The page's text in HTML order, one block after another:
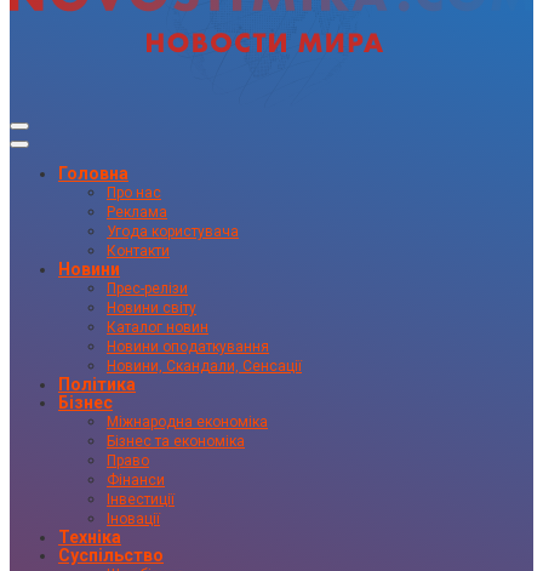
Головна
Про нас
Реклама
Угода користувача
Контакти
Новини
Прес-релізи
Новини світу
Каталог новин
Новини оподаткування
Новини, Скандали, Сенсації
Політика
Бізнес
Міжнародна економіка
Бізнес та економіка
Право
Фінанси
Інвестиції
Іновації
Техніка
Суспільство